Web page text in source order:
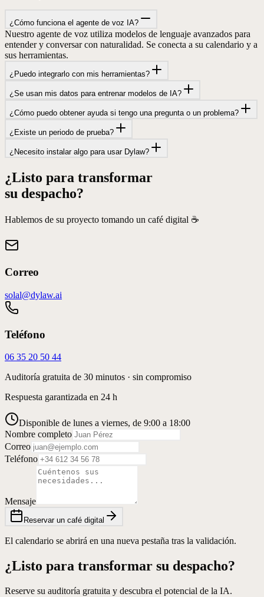
¿Cómo funciona el agente de voz IA?
Nuestro agente de voz utiliza modelos de lenguaje avanzados para
entender y conversar con naturalidad. Se conecta a su calendario y a
sus herramientas.
¿Puedo integrarlo con mis herramientas?
¿Se usan mis datos para entrenar modelos de IA?
¿Cómo puedo obtener ayuda si tengo una pregunta o un problema?
¿Existe un periodo de prueba?
¿Necesito instalar algo para usar Dylaw?
¿Listo para transformar
su despacho?
Hablemos de su proyecto tomando un café digital ☕️
Correo
solal@dylaw.ai
Teléfono
06 35 20 50 44
Auditoría gratuita de 30 minutos · sin compromiso
Respuesta garantizada en 24 h
Disponible de lunes a viernes, de 9:00 a 18:00
Nombre completo
Correo
Teléfono
Mensaje
Reservar un café digital
El calendario se abrirá en una nueva pestaña tras la validación.
¿Listo para transformar su despacho?
Reserve su auditoría gratuita y descubra el potencial de la IA.